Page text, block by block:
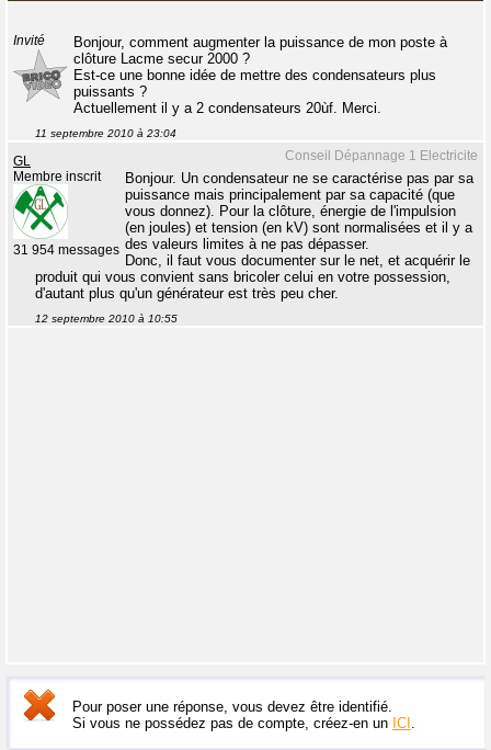
Invité
Bonjour, comment augmenter la puissance de mon poste à
clôture Lacme secur 2000 ?
Est-ce une bonne idée de mettre des condensateurs plus
puissants ?
Actuellement il y a 2 condensateurs 20ùf. Merci.
11 septembre 2010 à 23:04
Conseil Dépannage 1 Electricite
GL
Membre inscrit
31 954 messages
Bonjour. Un condensateur ne se caractérise pas par sa
puissance mais principalement par sa capacité (que
vous donnez). Pour la clôture, énergie de l'impulsion
(en joules) et tension (en kV) sont normalisées et il y a
des valeurs limites à ne pas dépasser.
Donc, il faut vous documenter sur le net, et acquérir le
produit qui vous convient sans bricoler celui en votre possession,
d'autant plus qu'un générateur est très peu cher.
12 septembre 2010 à 10:55
Pour poser une réponse, vous devez être identifié.
Si vous ne possédez pas de compte, créez-en un ICI .